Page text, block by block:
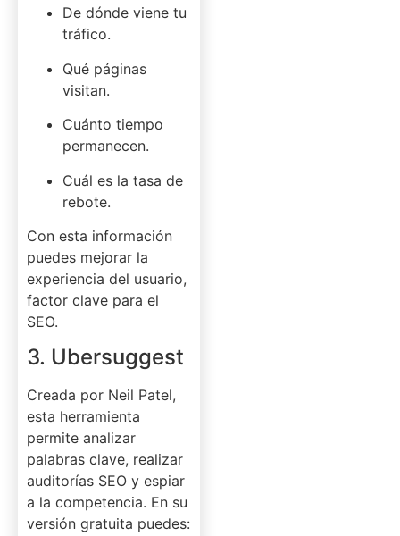
De dónde viene tu
tráfico.
Qué páginas
visitan.
Cuánto tiempo
permanecen.
Cuál es la tasa de
rebote.
Con esta información
puedes mejorar la
experiencia del usuario,
factor clave para el
SEO.
3. Ubersuggest
Creada por Neil Patel,
esta herramienta
permite analizar
palabras clave, realizar
auditorías SEO y espiar
a la competencia. En su
versión gratuita puedes: